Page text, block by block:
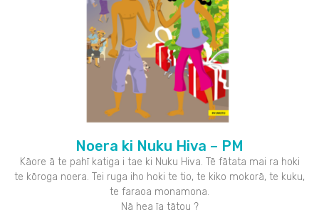
Noera ki Nuku Hiva – PM
Kāore ā te pahī katiga i tae ki Nuku Hiva. Tē fātata mai ra hoki
te kōroga noera. Tei ruga iho hoki te tio, te kiko mokorā, te kuku,
te faraoa monamona.
Nā hea īa tātou ?